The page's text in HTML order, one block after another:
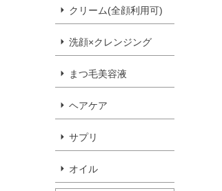
クリーム(全顔利用可)
洗顔×クレンジング
まつ毛美容液
ヘアケア
サプリ
オイル